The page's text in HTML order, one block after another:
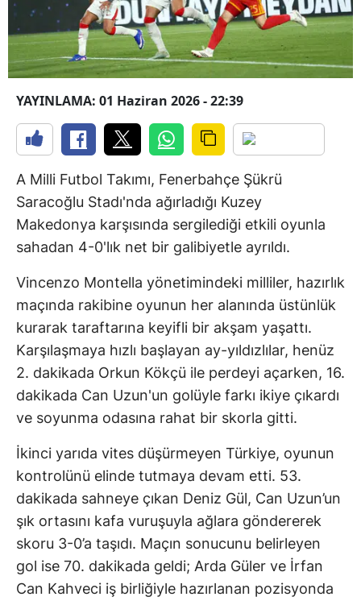
YAYINLAMA: 01 Haziran 2026 - 22:39
A Milli Futbol Takımı, Fenerbahçe Şükrü
Saracoğlu Stadı'nda ağırladığı Kuzey
Makedonya karşısında sergilediği etkili oyunla
sahadan 4-0'lık net bir galibiyetle ayrıldı.
Vincenzo Montella yönetimindeki milliler, hazırlık
maçında rakibine oyunun her alanında üstünlük
kurarak taraftarına keyifli bir akşam yaşattı.
Karşılaşmaya hızlı başlayan ay-yıldızlılar, henüz
2. dakikada Orkun Kökçü ile perdeyi açarken, 16.
dakikada Can Uzun'un golüyle farkı ikiye çıkardı
ve soyunma odasına rahat bir skorla gitti.
İkinci yarıda vites düşürmeyen Türkiye, oyunun
kontrolünü elinde tutmaya devam etti. 53.
dakikada sahneye çıkan Deniz Gül, Can Uzun’un
şık ortasını kafa vuruşuyla ağlara göndererek
skoru 3-0’a taşıdı. Maçın sonucunu belirleyen
gol ise 70. dakikada geldi; Arda Güler ve İrfan
Can Kahveci iş birliğiyle hazırlanan pozisyonda